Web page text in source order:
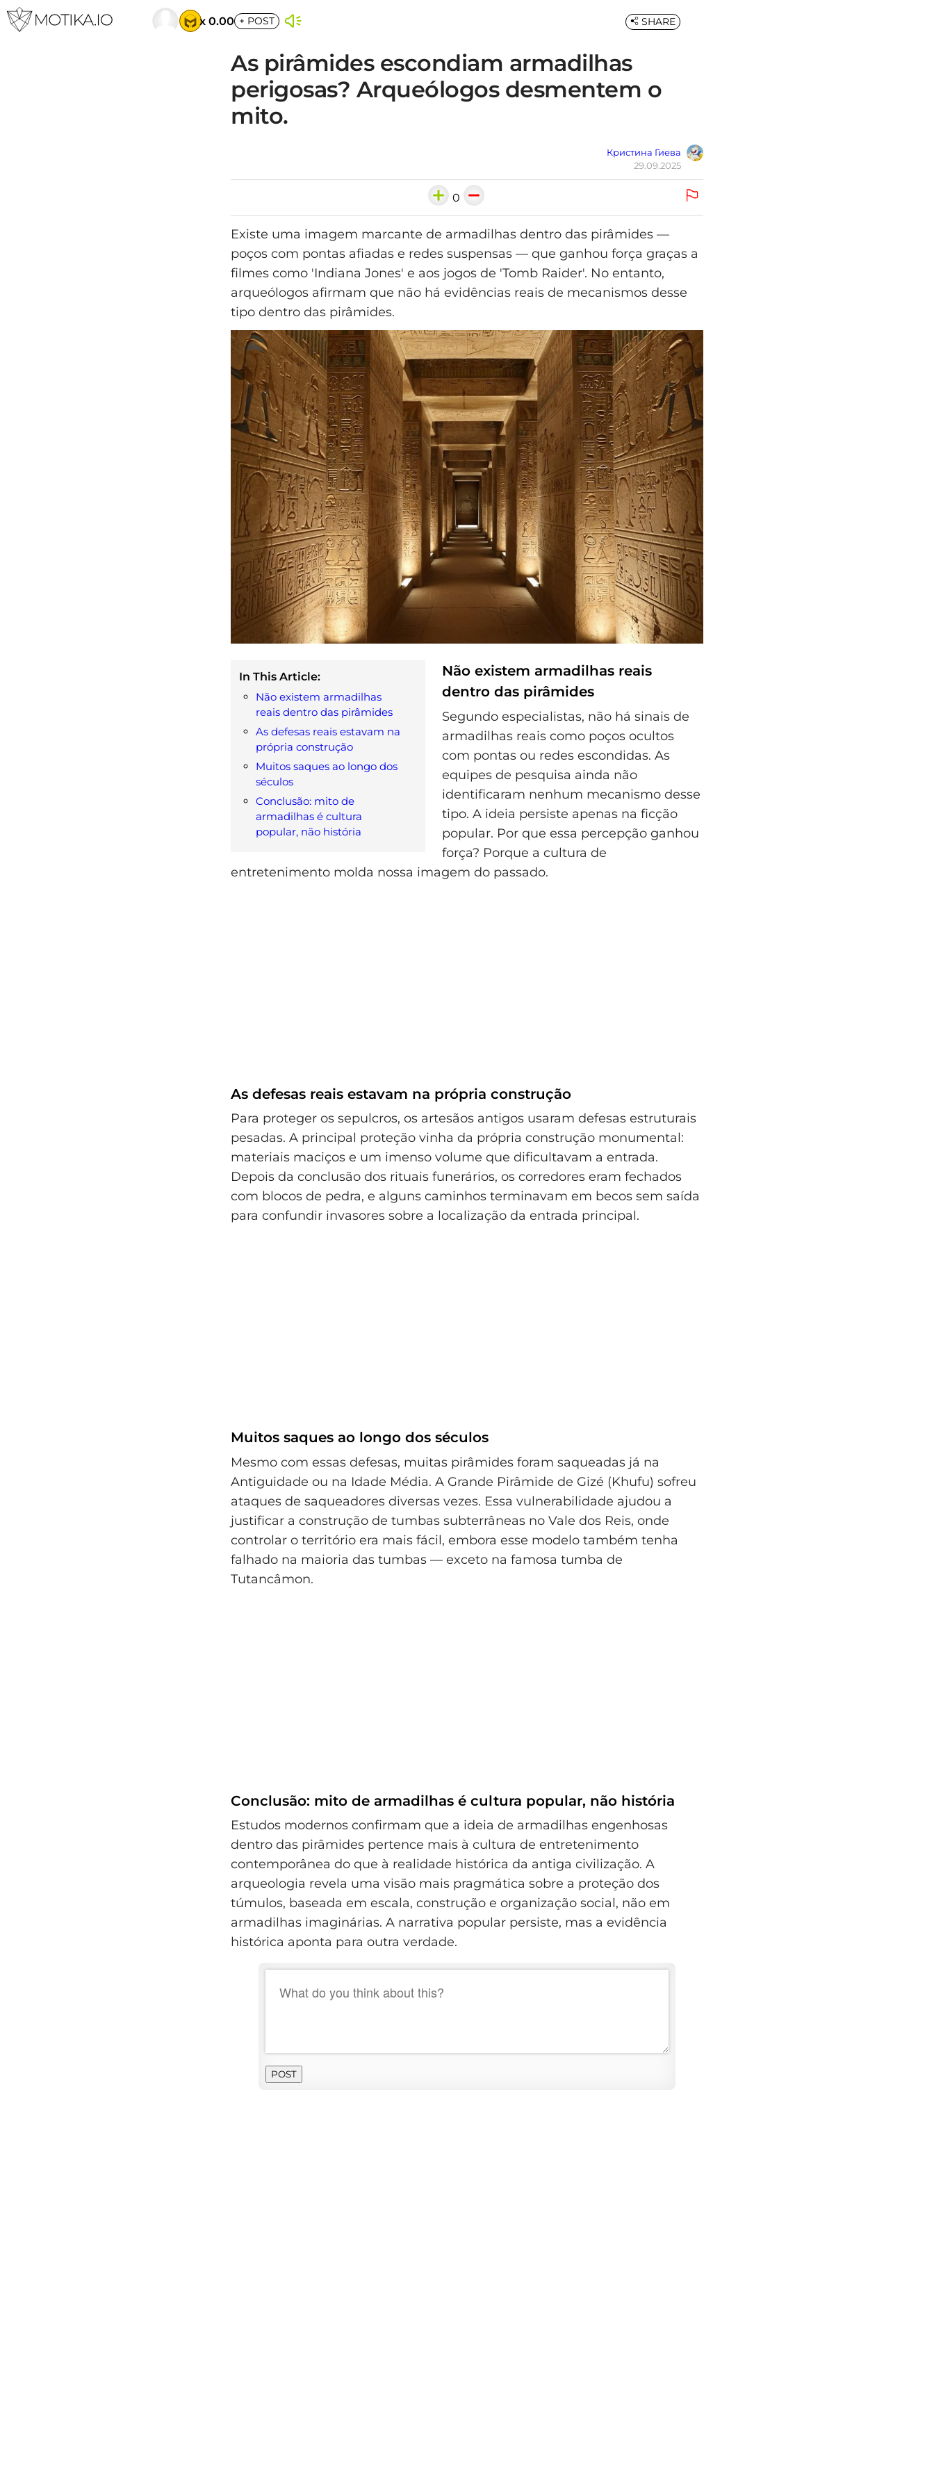
x 0.00 + POST
As pirâmides escondiam armadilhas
perigosas? Arqueólogos desmentem o
mito.
Кристина Гиева
29.09.2025
SHARE
0
Existe uma imagem marcante de armadilhas dentro das pirâmides —
poços com pontas afiadas e redes suspensas — que ganhou força graças a
filmes como 'Indiana Jones' e aos jogos de 'Tomb Raider'. No entanto,
arqueólogos afirmam que não há evidências reais de mecanismos desse
tipo dentro das pirâmides.
In This Article:
Não existem armadilhas
reais dentro das pirâmides
As defesas reais estavam na
própria construção
Muitos saques ao longo dos
séculos
Conclusão: mito de
armadilhas é cultura
popular, não história
Não existem armadilhas reais
dentro das pirâmides
Segundo especialistas, não há sinais de
armadilhas reais como poços ocultos
com pontas ou redes escondidas. As
equipes de pesquisa ainda não
identificaram nenhum mecanismo desse
tipo. A ideia persiste apenas na ficção
popular. Por que essa percepção ganhou
força? Porque a cultura de
entretenimento molda nossa imagem do passado.
As defesas reais estavam na própria construção
Para proteger os sepulcros, os artesãos antigos usaram defesas estruturais
pesadas. A principal proteção vinha da própria construção monumental:
materiais maciços e um imenso volume que dificultavam a entrada.
Depois da conclusão dos rituais funerários, os corredores eram fechados
com blocos de pedra, e alguns caminhos terminavam em becos sem saída
para confundir invasores sobre a localização da entrada principal.
Muitos saques ao longo dos séculos
Mesmo com essas defesas, muitas pirâmides foram saqueadas já na
Antiguidade ou na Idade Média. A Grande Pirâmide de Gizé (Khufu) sofreu
ataques de saqueadores diversas vezes. Essa vulnerabilidade ajudou a
justificar a construção de tumbas subterrâneas no Vale dos Reis, onde
controlar o território era mais fácil, embora esse modelo também tenha
falhado na maioria das tumbas — exceto na famosa tumba de
Tutancâmon.
Conclusão: mito de armadilhas é cultura popular, não história
Estudos modernos confirmam que a ideia de armadilhas engenhosas
dentro das pirâmides pertence mais à cultura de entretenimento
contemporânea do que à realidade histórica da antiga civilização. A
arqueologia revela uma visão mais pragmática sobre a proteção dos
túmulos, baseada em escala, construção e organização social, não em
armadilhas imaginárias. A narrativa popular persiste, mas a evidência
histórica aponta para outra verdade.
POST